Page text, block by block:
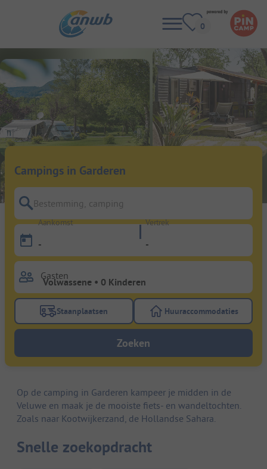
Campings in Garderen
Bestemming, camping
Aankomst
-
Vertrek
-
Gasten
Gebruik de filterknop staanplaatsen om te zoeken
Staanplaatsen Gebruik de
Huuraccommodaties
Zoeken
Op de camping in Garderen kampeer je midden in de
Veluwe en maak je de mooiste fiets- en wandeltochten.
Zoals naar Kootwijkerzand, de Hollandse Sahara.
Snelle zoekopdracht